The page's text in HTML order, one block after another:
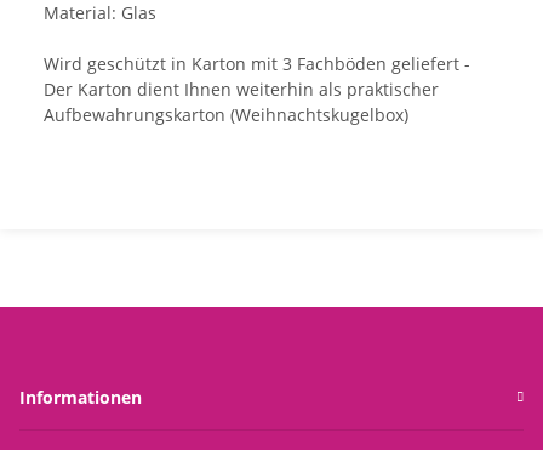
Material: Glas
Wird geschützt in Karton mit 3 Fachböden geliefert -
Der Karton dient Ihnen weiterhin als praktischer
Aufbewahrungskarton (Weihnachtskugelbox)
Informationen